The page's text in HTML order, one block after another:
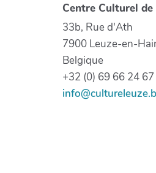
Centre Culturel
33b, Rue d'Ath
7900 Leuze-en-
Belgique
+32 (0) 69 66 24 67